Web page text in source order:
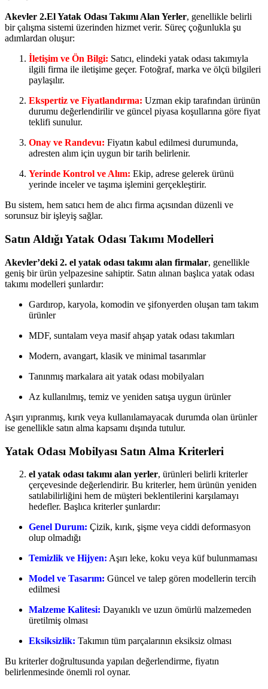
Akevler 2.El Yatak Odası Takımı Alan Yerler, genellikle belirli
bir çalışma sistemi üzerinden hizmet verir. Süreç çoğunlukla şu
adımlardan oluşur:
İletişim ve Ön Bilgi: Satıcı, elindeki yatak odası takımıyla
ilgili firma ile iletişime geçer. Fotoğraf, marka ve ölçü bilgileri
paylaşılır.
Ekspertiz ve Fiyatlandırma: Uzman ekip tarafından ürünün
durumu değerlendirilir ve güncel piyasa koşullarına göre fiyat
teklifi sunulur.
Onay ve Randevu: Fiyatın kabul edilmesi durumunda,
adresten alım için uygun bir tarih belirlenir.
Yerinde Kontrol ve Alım: Ekip, adrese gelerek ürünü
yerinde inceler ve taşıma işlemini gerçekleştirir.
Bu sistem, hem satıcı hem de alıcı firma açısından düzenli ve
sorunsuz bir işleyiş sağlar.
Satın Aldığı Yatak Odası Takımı Modelleri
Akevler’deki 2. el yatak odası takımı alan firmalar, genellikle
geniş bir ürün yelpazesine sahiptir. Satın alınan başlıca yatak odası
takımı modelleri şunlardır:
Gardırop, karyola, komodin ve şifonyerden oluşan tam takım
ürünler
MDF, suntalam veya masif ahşap yatak odası takımları
Modern, avangart, klasik ve minimal tasarımlar
Tanınmış markalara ait yatak odası mobilyaları
Az kullanılmış, temiz ve yeniden satışa uygun ürünler
Aşırı yıpranmış, kırık veya kullanılamayacak durumda olan ürünler
ise genellikle satın alma kapsamı dışında tutulur.
Yatak Odası Mobilyası Satın Alma Kriterleri
el yatak odası takımı alan yerler, ürünleri belirli kriterler
çerçevesinde değerlendirir. Bu kriterler, hem ürünün yeniden
satılabilirliğini hem de müşteri beklentilerini karşılamayı
hedefler. Başlıca kriterler şunlardır:
Genel Durum: Çizik, kırık, şişme veya ciddi deformasyon
olup olmadığı
Temizlik ve Hijyen: Aşırı leke, koku veya küf bulunmaması
Model ve Tasarım: Güncel ve talep gören modellerin tercih
edilmesi
Malzeme Kalitesi: Dayanıklı ve uzun ömürlü malzemeden
üretilmiş olması
Eksiksizlik: Takımın tüm parçalarının eksiksiz olması
Bu kriterler doğrultusunda yapılan değerlendirme, fiyatın
belirlenmesinde önemli rol oynar.